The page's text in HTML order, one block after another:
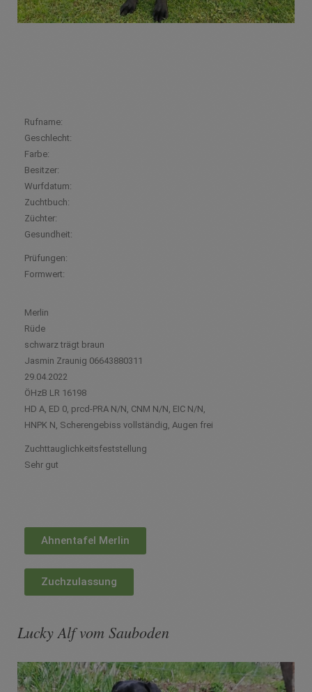
Rufname:
Geschlecht:
Farbe:
Besitzer:
Wurfdatum:
Zuchtbuch:
Züchter:
Gesundheit:
Prüfungen:
Formwert:
Merlin
Rüde
schwarz trägt braun
Jasmin Zraunig 06643880311
29.04.2022
ÖHzB LR 16198
HD A, ED 0, prcd-PRA N/N, CNM N/N, EIC N/N,
HNPK N, Scherengebiss vollständig, Augen frei
Zuchttauglichkeitsfeststellung
Sehr gut
Ahnentafel Merlin
Zuchzulassung
Lucky Alf vom Sauboden